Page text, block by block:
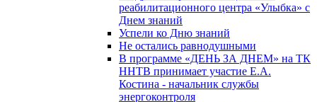
реабилитационного центра «Улыбка» с
Днем знаний
Успели ко Дню знаний
Не остались равнодушными
В программе «ДЕНЬ ЗА ДНЕМ» на ТК
ННТВ принимает участие Е.А.
Костина - начальник службы
энергоконтроля